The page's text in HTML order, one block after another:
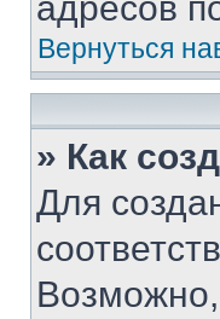
Вернуться
» Как
Для
Возможно,